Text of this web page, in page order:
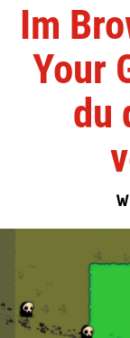
Im
Your
du